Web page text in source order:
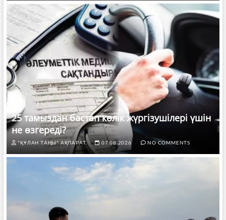
25 тамыздан бастап көлік жүргізушілері үшін
не өзгереді?
"ҚҰЛАН ТАҢЫ" АҚПАРАТ. 07.08.2026 NO COMMENTS